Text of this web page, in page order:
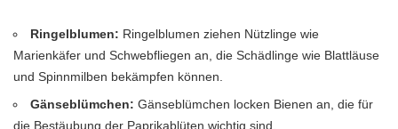
Ringelblumen: Ringelblumen ziehen Nützlinge wie
Marienkäfer und Schwebfliegen an, die Schädlinge wie Blattläuse
und Spinnmilben bekämpfen können.
Gänseblümchen: Gänseblümchen locken Bienen an, die für
die Bestäubung der Paprikablüten wichtig sind.